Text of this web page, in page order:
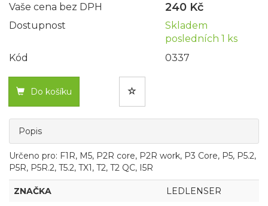
Vaše cena bez DPH 240 Kč
Dostupnost
Skladem
posledních 1 ks
Kód
0337
Do košíku
Popis
Určeno pro: F1R, M5, P2R core, P2R work, P3 Core, P5, P5.2,
P5R, P5R.2, T5.2, TX1, T2, T2 QC, I5R
ZNAČKA LEDLENSER